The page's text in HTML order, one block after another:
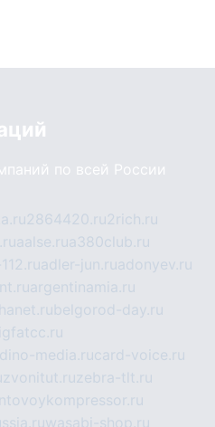
по всей России
2864420.ru2rich.ru
aalse.rua380club.ru
adler-jun.ruadonyev.ru
argentinamia.ru
belgorod-day.ru
media.rucard-voice.ru
zvonitut.ruzebra-tlt.ru
wasabi-shop.ru